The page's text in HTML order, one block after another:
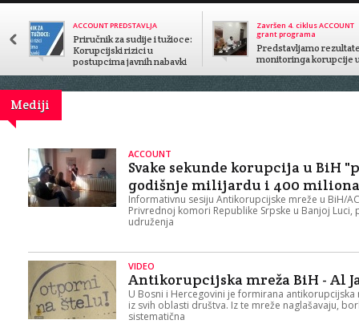
ACCOUNT PREDSTAVLJA
Priručnik za sudije i tužioce:
Korupcijski rizici u
postupcima javnih nabavki
Završen 4. ciklus ACCOUNT
grant programa
Predstavljamo
monitoringa korupcije
Mediji
ACCOUNT
Svake sekunde korupcija u BiH
godišnje milijardu i 400 miliona
Informativnu sesiju Antikorupcijske mreže u BiH/
Privrednoj komori Republike Srpske u Banjoj
udruženja
VIDEO
Antikorupcijska mreža BiH - Al
U Bosni i Hercegovini je formirana
iz svih oblasti društva. Iz te mreže naglašavaju,
sistematična